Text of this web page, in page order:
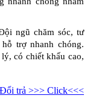
ngũ chăm sóc, tư
trợ nhanh chóng.
có chiết khấu cao,
trả >>> Click<<<